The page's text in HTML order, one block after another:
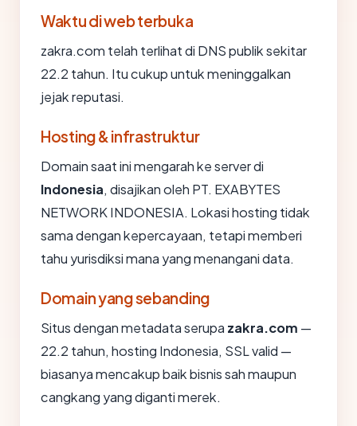
Waktu di web terbuka
zakra.com telah terlihat di DNS publik sekitar
22.2 tahun. Itu cukup untuk meninggalkan
jejak reputasi.
Hosting & infrastruktur
Domain saat ini mengarah ke server di
Indonesia, disajikan oleh PT. EXABYTES
NETWORK INDONESIA. Lokasi hosting tidak
sama dengan kepercayaan, tetapi memberi
tahu yurisdiksi mana yang menangani data.
Domain yang sebanding
Situs dengan metadata serupa zakra.com —
22.2 tahun, hosting Indonesia, SSL valid —
biasanya mencakup baik bisnis sah maupun
cangkang yang diganti merek.